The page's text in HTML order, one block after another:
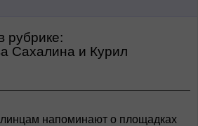
рубрике:
Сахалина и Курил
напоминают о площадках